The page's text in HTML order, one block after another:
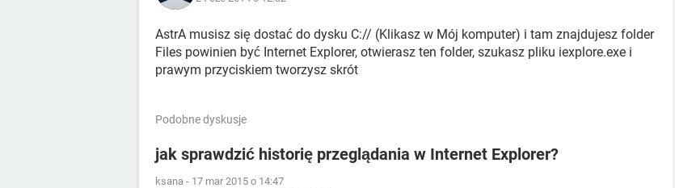
AstrA musisz się dostać do dysku C:// (Klikasz w Mój komputer) i tam znajdujesz folder
Files powinien być Internet Explorer, otwierasz ten folder, szukasz pliku iexplore.exe i
prawym przyciskiem tworzysz skrót
Podobne dyskusje
jak sprawdzić historię przeglądania w Internet Explorer?
ksana - 17 mar 2015 o 14:47